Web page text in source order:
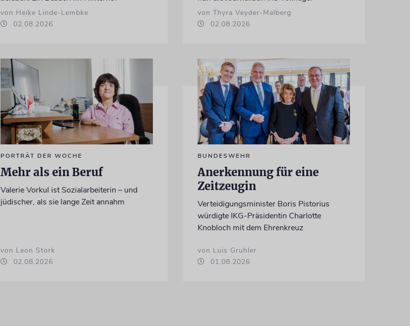
von Heike Linde-Lembke
02.08.2026
von Thyra Veyder-Malberg
02.08.2026
PORTRÄT DER WOCHE
Mehr als ein Beruf
Valerie Vorkul ist Sozialarbeiterin – und
jüdischer, als sie lange Zeit annahm
von Leon Stork
02.08.2026
BUNDESWEHR
Anerkennung für eine
Zeitzeugin
Verteidigungsminister Boris Pistorius
würdigte IKG-Präsidentin Charlotte
Knobloch mit dem Ehrenkreuz
von Luis Gruhler
01.08.2026